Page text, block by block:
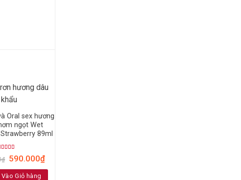
Oral sex hương
ngọt Wet
89ml
Rated5.00
of 5
₫ 590.000₫
Vào Giỏ hàng